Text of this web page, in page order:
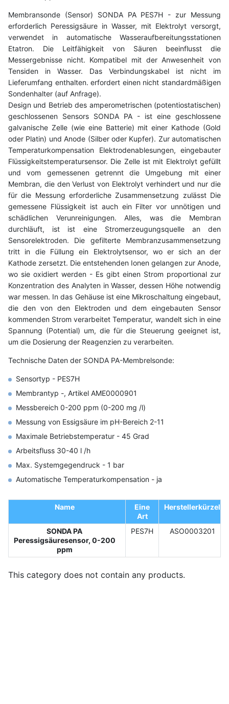
Membransonde (Sensor) SONDA PA PES7H - zur Messung
erforderlich Peressigsäure in Wasser, mit Elektrolyt versorgt,
verwendet in automatische Wasseraufbereitungsstationen
Etatron. Die Leitfähigkeit von Säuren beeinflusst die
Messergebnisse nicht. Kompatibel mit der Anwesenheit von
Tensiden in Wasser. Das Verbindungskabel ist nicht im
Lieferumfang enthalten. erfordert einen nicht standardmäßigen
Sondenhalter (auf Anfrage).
Design und Betrieb des amperometrischen (potentiostatischen)
geschlossenen Sensors SONDA PA - ist eine geschlossene
galvanische Zelle (wie eine Batterie) mit einer Kathode (Gold
oder Platin) und Anode (Silber oder Kupfer). Zur automatischen
Temperaturkompensation Elektrodenablesungen, eingebauter
Flüssigkeitstemperatursensor. Die Zelle ist mit Elektrolyt gefüllt
und vom gemessenen getrennt die Umgebung mit einer
Membran, die den Verlust von Elektrolyt verhindert und nur die
für die Messung erforderliche Zusammensetzung zulässt Die
gemessene Flüssigkeit ist auch ein Filter vor unnötigen und
schädlichen Verunreinigungen. Alles, was die Membran
durchläuft, ist ist eine Stromerzeugungsquelle an den
Sensorelektroden. Die gefilterte Membranzusammensetzung
tritt in die Füllung ein Elektrolytsensor, wo er sich an der
Kathode zersetzt. Die entstehenden Ionen gelangen zur Anode,
wo sie oxidiert werden - Es gibt einen Strom proportional zur
Konzentration des Analyten in Wasser, dessen Höhe notwendig
war messen. In das Gehäuse ist eine Mikroschaltung eingebaut,
die den von den Elektroden und dem eingebauten Sensor
kommenden Strom verarbeitet Temperatur, wandelt sich in eine
Spannung (Potential) um, die für die Steuerung geeignet ist,
um die Dosierung der Reagenzien zu verarbeiten.
Technische Daten der SONDA PA-Membrelsonde:
Sensortyp - PES7H
Membrantyp -, Artikel AME0000901
Messbereich 0-200 ppm (0-200 mg /l)
Messung von Essigsäure im pH-Bereich 2-11
Maximale Betriebstemperatur - 45 Grad
Arbeitsfluss 30-40 l /h
Max. Systemgegendruck - 1 bar
Automatische Temperaturkompensation - ja
Name
Eine
Art
Herstellerkürzel
SONDA PA
Peressigsäuresensor, 0-200
ppm
PES7H ASO0003201
This category does not contain any products.